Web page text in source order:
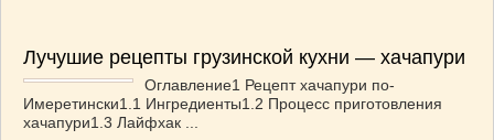
Лучушие рецепты грузинской кухни — хачапури
Оглавление1 Рецепт хачапури по-
Имеретински1.1 Ингредиенты1.2 Процесс приготовления
хачапури1.3 Лайфхак ...